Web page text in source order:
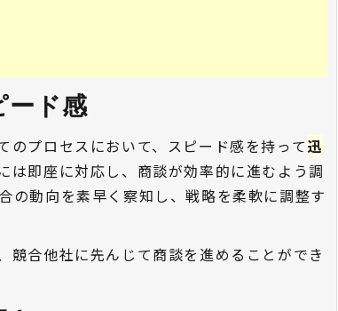
ード感
プロセスにおいて、スピード感を持って迅
は即座に対応し、商談が効率的に進むよう調
の動向を素早く察知し、戦略を柔軟に調整す
競合他社に先んじて商談を進めることができ